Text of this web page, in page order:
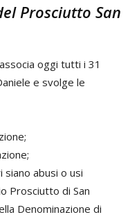
Prosciutto San
oggi tutti i 31
e svolge le
siano abusi o usi
Prosciutto di San
Denominazione di